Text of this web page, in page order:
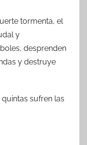
tormenta, el
y
desprenden
y destruye
sufren las